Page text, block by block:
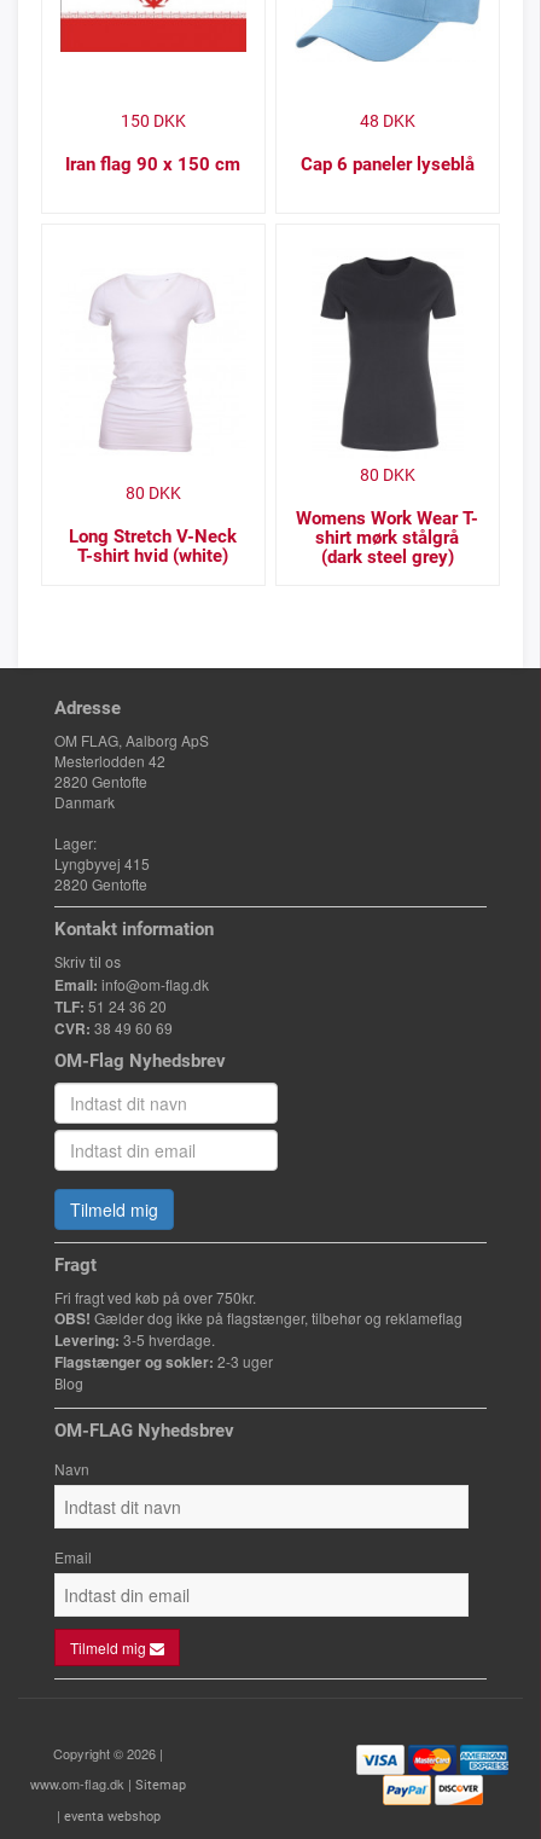
Iran flag 90 x 150 cm
150 DKK
Cap 6 paneler lyseblå
48 DKK
Long Stretch V-Neck
T-shirt hvid (white)
80 DKK
Womens Work Wear T-
shirt mørk stålgrå
(dark steel grey)
80 DKK
Adresse
OM FLAG, Aalborg ApS
Mesterlodden 42
2820 Gentofte
Danmark
Lager:
Lyngbyvej 415
2820 Gentofte
Kontakt information
Skriv til os
Email: info@om-flag.dk
TLF: 51 24 36 20
CVR: 38 49 60 69
OM-Flag Nyhedsbrev
Tilmeld mig
Fragt
Fri fragt ved køb på over 750kr.
OBS! Gælder dog ikke på flagstænger, tilbehør og reklameflag
Levering: 3-5 hverdage.
Flagstænger og sokler: 2-3 uger
Blog
OM-FLAG Nyhedsbrev
Navn
Email
Tilmeld mig
Copyright © 2026 |
www.om-flag.dk |Sitemap
| eventa webshop